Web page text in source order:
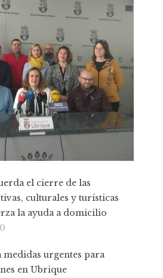
el cierre de las
culturales y turísticas
la ayuda a domicilio
medidas urgentes para
en Ubrique